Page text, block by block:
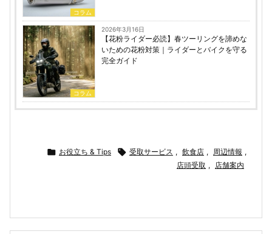
コラム
コラム
2026年3月16日
【花粉ライダー必読】春ツーリングを諦めな
いための花粉対策｜ライダーとバイクを守る
完全ガイド
 お役立ち & Tips  受取サービス , 飲食店 , 周辺情報 ,
店頭受取 , 店舗案内